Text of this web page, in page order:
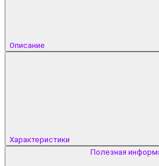
Описание
Характеристики
Полезная